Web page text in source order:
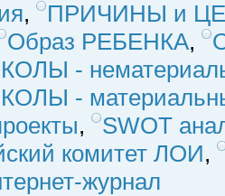
,
ПРИЧИНЫ и
Образ РЕБЕНКА,
-
-
,
SWOT
комитет ЛОИ,
журнал